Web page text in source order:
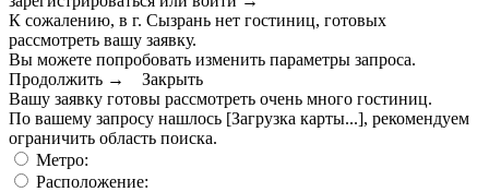
К сожалению, в г. Сызрань нет гостиниц, готовых
рассмотреть вашу заявку.
Вы можете попробовать изменить параметры запроса.
Продолжить →
Закрыть
Вашу заявку готовы рассмотреть очень много гостиниц.
По вашему запросу нашлось [Загрузка карты...], рекомендуем
ограничить область поиска.
Метро:
Расположение: